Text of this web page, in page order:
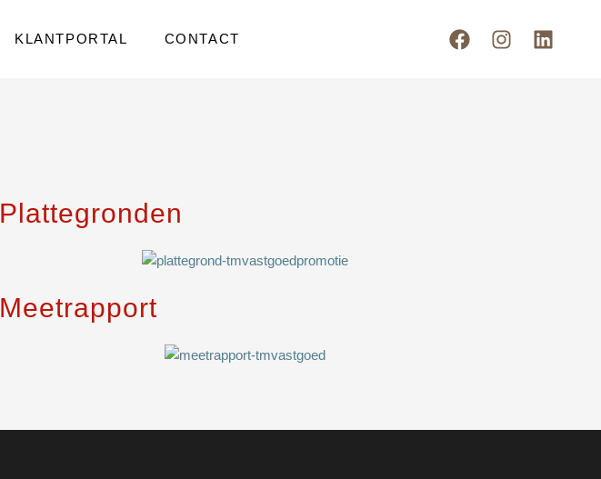
KLANTPORTAL CONTACT Facebook
Instagram
Plattegronden
Meetrapport